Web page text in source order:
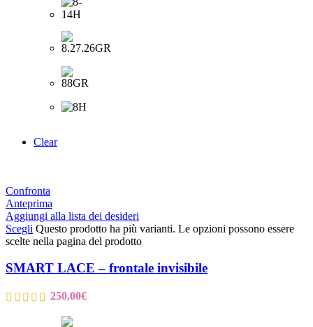
Clear
Confronta
Anteprima
Aggiungi alla lista dei desideri
Scegli Questo prodotto ha più varianti. Le opzioni possono essere
scelte nella pagina del prodotto
SMART LACE – frontale invisibile
250,00€